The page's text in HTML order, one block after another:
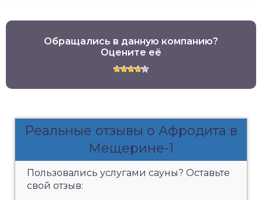
Обращались в данную компанию?
Оцените её
Реальные отзывы о Афродита в
Мещерине-1
Пользовались услугами сауны? Оставьте
свой отзыв: